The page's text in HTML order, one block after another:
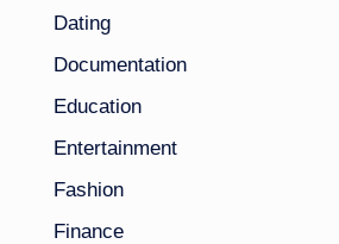
Dating
Documentation
Education
Entertainment
Fashion
Finance